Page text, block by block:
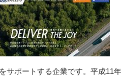
サポートする企業です。平成11